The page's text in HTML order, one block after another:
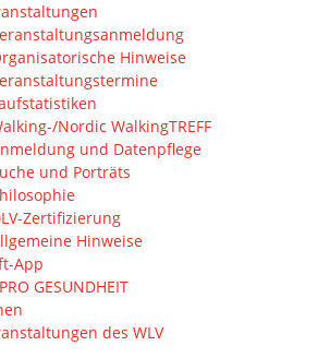
Hinweise
Nordic WalkingTREFF
und Datenpflege
und Porträts
Zertifizierung
Hinweise
App
GESUNDHEIT
des WLV